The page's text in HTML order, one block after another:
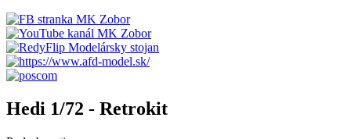
Hedi 1/72 - Retrokit